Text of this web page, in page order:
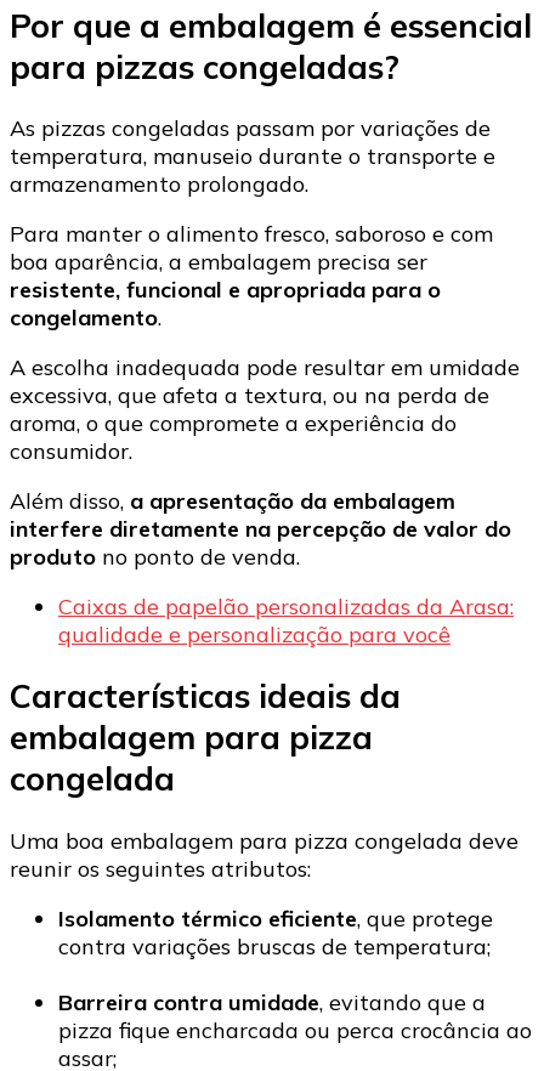
Por que a embalagem é essencial
para pizzas congeladas?
As pizzas congeladas passam por variações de
temperatura, manuseio durante o transporte e
armazenamento prolongado.
Para manter o alimento fresco, saboroso e com
boa aparência, a embalagem precisa ser
resistente, funcional e apropriada para o
congelamento.
A escolha inadequada pode resultar em umidade
excessiva, que afeta a textura, ou na perda de
aroma, o que compromete a experiência do
consumidor.
Além disso, a apresentação da embalagem
interfere diretamente na percepção de valor do
produto no ponto de venda.
Caixas de papelão personalizadas da Arasa:
qualidade e personalização para você
Características ideais da
embalagem para pizza
congelada
Uma boa embalagem para pizza congelada deve
reunir os seguintes atributos:
Isolamento térmico eficiente, que protege
contra variações bruscas de temperatura;
Barreira contra umidade, evitando que a
pizza fique encharcada ou perca crocância ao
assar;